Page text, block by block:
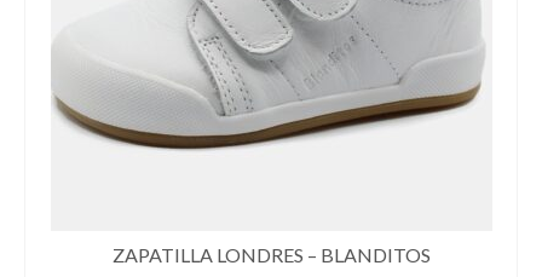
ZAPATILLA LONDRES – BLANDITOS